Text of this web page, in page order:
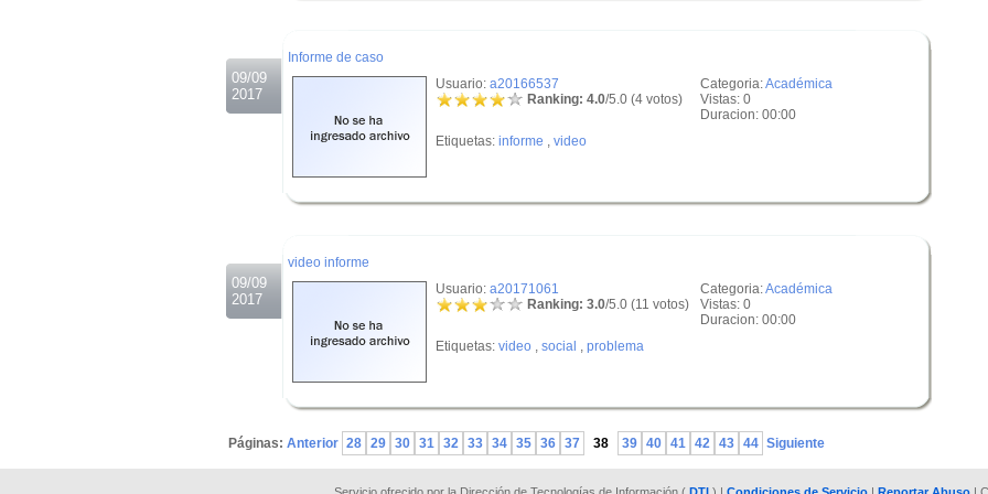
09/09
2017
Informe de caso
Categoria:Académica
Vistas: 0
Duracion: 00:00
Usuario: a20166537
Ranking: 4.0/5.0 (4 votos)
Etiquetas: informe , video
09/09
2017
video informe
Categoria:Académica
Vistas: 0
Duracion: 00:00
Usuario: a20171061
Ranking: 3.0/5.0 (11 votos)
Etiquetas: video , social , problema
Páginas: Anterior 28 29 30 31 32 33 34 35 36 37 38 39 40 41 42 43 44 Siguiente